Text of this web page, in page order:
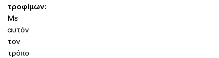
τροφίμων:
Με
αυτόν
τον
τρόπο